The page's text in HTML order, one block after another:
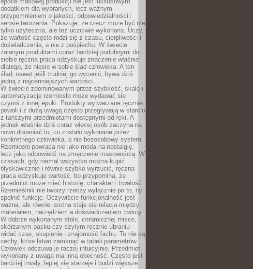
dodatkiem dla wybranych, lecz ważnym
przypomnieniem o jakości, odpowiedzialności i
sensie tworzenia. Pokazuje, że rzecz może być nie
tylko użyteczna, ale też uczciwie wykonana. Uczy,
że wartość często rodzi się z czasu, cierpliwości i
doświadczenia, a nie z pośpiechu. W świecie
zalanym produktami coraz bardziej podobnymi do
siebie ręczna praca odzyskuje znaczenie właśnie
dlatego, że niesie w sobie ślad człowieka. A ten
ślad, nawet jeśli trudniej go wycenić, bywa dziś
jedną z najcenniejszych wartości.
W świecie zdominowanym przez szybkość, skalę i
automatyzację rzemiosło może wydawać się
czymś z innej epoki. Produkty wytwarzane ręcznie,
powoli i z dużą uwagą często przegrywają w starciu
z tańszymi przedmiotami dostępnymi od ręki. A
jednak właśnie dziś coraz więcej osób zaczyna na
nowo doceniać to, co zostało wykonane przez
konkretnego człowieka, a nie bezosobowy system.
Rzemiosło powraca nie jako moda na nostalgię,
lecz jako odpowiedź na zmęczenie masowością. W
czasach, gdy niemal wszystko można kupić
błyskawicznie i równie szybko wyrzucić, ręczna
praca odzyskuje wartość, bo przypomina, że
przedmiot może mieć historię, charakter i trwałość.
Rzemieślnik nie tworzy rzeczy wyłącznie po to, by
spełnić funkcję. Oczywiście funkcjonalność jest
ważna, ale równie istotna staje się relacja między
materiałem, narzędziem a doświadczeniem twórcy.
W dobrze wykonanym stole, ceramicznej misce,
skórzanym pasku czy szytym ręcznie ubraniu
widać czas, skupienie i znajomość fachu. To nie są
cechy, które łatwo zamknąć w tabeli parametrów.
Człowiek odczuwa je raczej intuicyjnie. Przedmiot
wykonany z uwagą ma inną obecność. Często jest
bardziej trwały, lepiej się starzeje i budzi większe